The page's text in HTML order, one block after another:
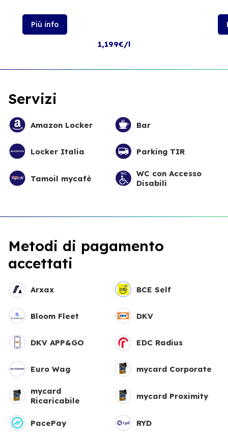
Più info
1,199€/l
Servizi
Amazon Locker Bar
Locker Italia Parking TIR
Tamoil mycafè
WC con Accesso
Disabili
Metodi di pagamento
accettati
Arxax BCE Self
Bloom Fleet DKV
DKV APP&GO EDC Radius
Euro Wag mycard Corporate
mycard
Ricaricabile
mycard Proximity
PacePay RYD